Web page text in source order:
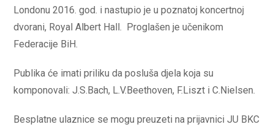
Londonu 2016. god. i nastupio je u poznatoj koncertnoj
dvorani, Royal Albert Hall. Proglašen je učenikom
Federacije BiH.
Publika će imati priliku da posluša djela koja su
komponovali: J.S.Bach, L.V.Beethoven, F.Liszt i C.Nielsen.
Besplatne ulaznice se mogu preuzeti na prijavnici JU BKC